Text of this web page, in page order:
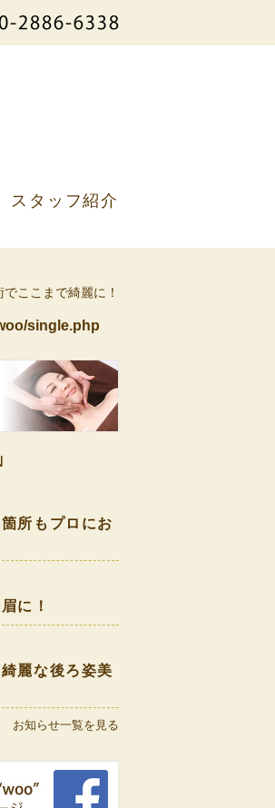
スタッフ紹介
ここまで綺麗に！
single.php
所もプロにお
に！
麗な後ろ姿美
お知らせ一覧を見る